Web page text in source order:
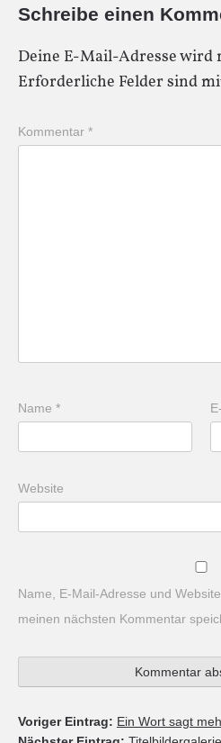
Schreibe einen
Deine E-Mail-Adresse
Erforderliche Felder sind
Kommentar *
Name *
Website
Name, E-Mail-Adresse und
meinen nächsten Kommentar
Voriger Eintrag: Ein Wort sagt